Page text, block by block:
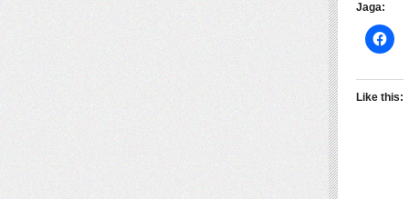
Jaga:
Like this: